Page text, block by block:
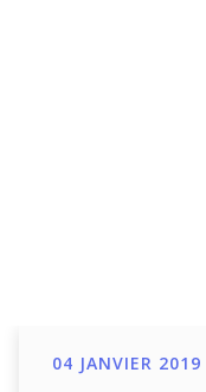
04 JANVIER 2019